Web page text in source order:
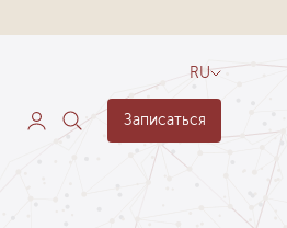
RU
Записаться